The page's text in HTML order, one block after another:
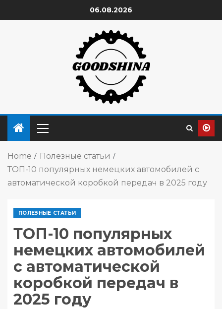
06.08.2026
Home
Полезные статьи
ТОП-10 популярных немецких автомобилей с
автоматической коробкой передач в 2025 году
ПОЛЕЗНЫЕ СТАТЬИ
ТОП-10 популярных
немецких автомобилей
с автоматической
коробкой передач в
2025 году